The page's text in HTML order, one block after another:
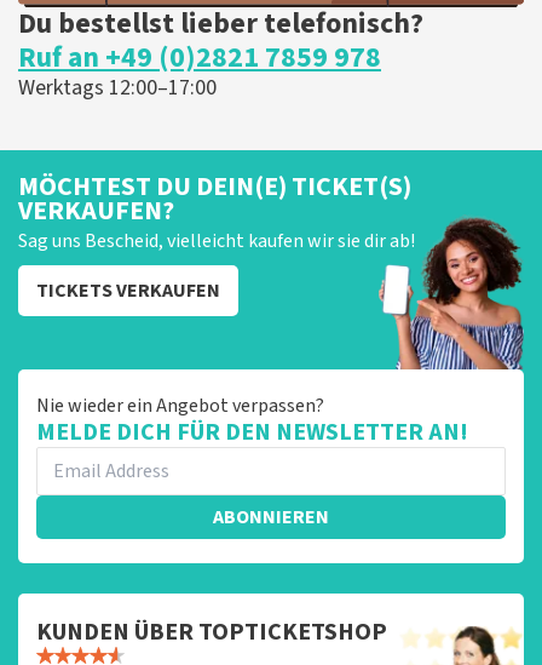
Du bestellst lieber telefonisch?
Ruf an +49 (0)2821 7859 978
Werktags 12:00–17:00
MÖCHTEST DU DEIN(E) TICKET(S)
VERKAUFEN?
Sag uns Bescheid, vielleicht kaufen wir sie dir ab!
TICKETS VERKAUFEN
Nie wieder ein Angebot verpassen?
MELDE DICH FÜR DEN NEWSLETTER AN!
ABONNIEREN
KUNDEN ÜBER TOPTICKETSHOP